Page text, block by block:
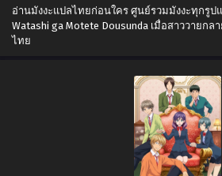
อ่านมังงะแปลไทยก่อนใคร ศูนย์รวมมังงะทุกรูป
Watashi ga Motete Dousunda เมื่อสาววายกล
ไทย